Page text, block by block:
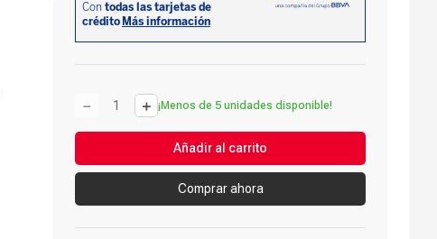
＋
－ ¡Menos de 5 unidades disponible!
Añadir al carrito
Comprar ahora